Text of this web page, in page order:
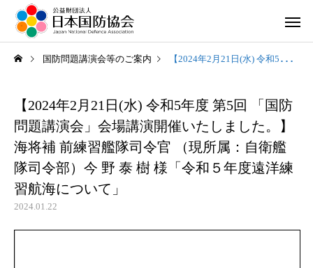
国防問題講演会等のご案内 【2024年2月21日(水) 令和5年度 第5回 「国防問題講演会」会場講演開催いたしました。】海将補 前練習艦隊司令官 （現所属：自衛艦隊司令部）今 野 泰 樹 様「令和５年度遠洋練習航海について」
【2024年2月21日(水) 令和5年度 第5回 「国防
問題講演会」会場講演開催いたしました。】
海将補 前練習艦隊司令官 （現所属：自衛艦
隊司令部）今 野 泰 樹 様「令和５年度遠洋練
習航海について」
2024.01.22